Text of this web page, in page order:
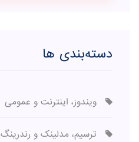
دسته‌بندی ها
ویندوز، اینترنت و عمومی
ترسیم، مدلینک و رندرینگ